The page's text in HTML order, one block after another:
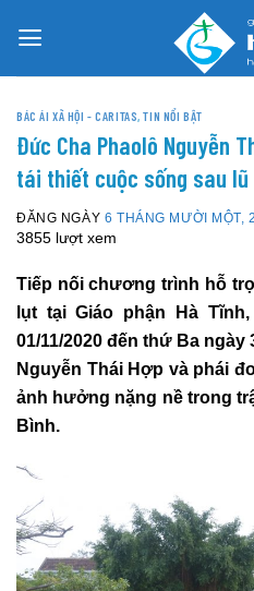
BÁC ÁI XÃ HỘI - CARITAS,TIN NỔI BẬT
Đức Cha Phaolô Nguyễn
tái thiết cuộc sống sau lũ
ĐĂNG NGÀY 6 THÁNG MƯỜI MỘT,
3855 lượt xem
Tiếp nối chương trình hỗ
lụt tại Giáo phận Hà
01/11/2020 đến thứ Ba ngày
Nguyễn Thái Hợp và phái
ảnh hưởng nặng nề trong
Bình.